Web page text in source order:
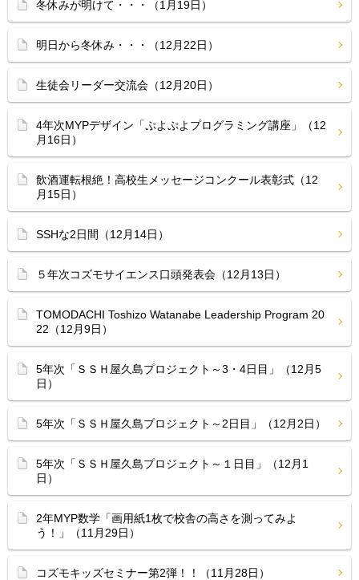
冬休みが明けて・・・（1月19日）
明日から冬休み・・・（12月22日）
生徒会リーダー交流会（12月20日）
4年次MYPデザイン「ぷよぷよプログラミング講座」（12
月16日）
飲酒運転根絶！高校生メッセージコンクール表彰式（12
月15日）
SSHな2日間（12月14日）
５年次コズモサイエンス口頭発表会（12月13日）
TOMODACHI Toshizo Watanabe Leadership Program 20
22（12月9日）
5年次「ＳＳＨ屋久島プロジェクト～3・4日目」（12月5
日）
5年次「ＳＳＨ屋久島プロジェクト～2日目」（12月2日）
5年次「ＳＳＨ屋久島プロジェクト～１日目」（12月1
日）
2年MYP数学「画用紙1枚で校舎の高さを測ってみよ
う！」（11月29日）
コズモキッズセミナー第2弾！！（11月28日）